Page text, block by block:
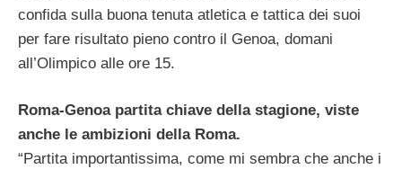
confida sulla buona tenuta atletica e tattica dei suoi
per fare risultato pieno contro il Genoa, domani
all’Olimpico alle ore 15.
Roma-Genoa partita chiave della stagione, viste
anche le ambizioni della Roma.
“Partita importantissima, come mi sembra che anche i